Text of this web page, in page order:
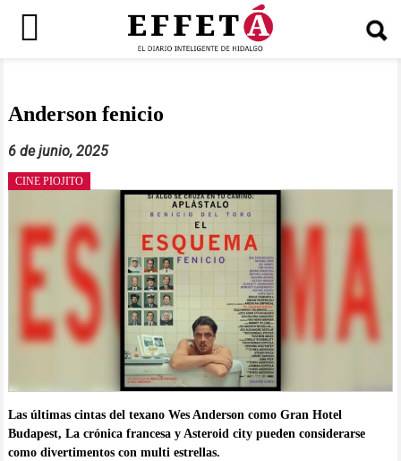
contenido
Anderson fenicio
6 de junio, 2025
CINE PIOJITO
Las últimas cintas del texano Wes Anderson como Gran Hotel
Budapest, La crónica francesa y Asteroid city pueden considerarse
como divertimentos con multi estrellas.